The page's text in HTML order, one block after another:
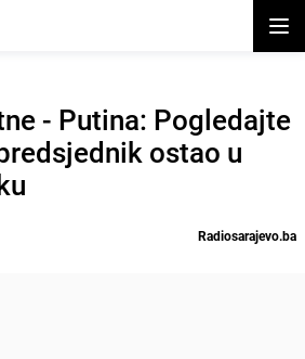
- Putina: Pogledajte
ostao u
Radiosarajevo.ba